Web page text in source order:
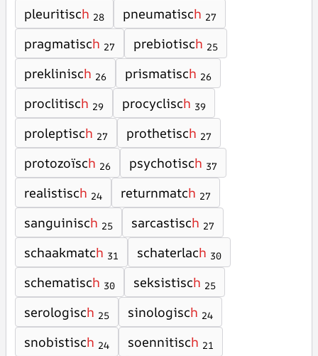
pleuritisch 28 pneumatisch 27
pragmatisch 27 prebiotisch 25
preklinisch 26 prismatisch 26
proclitisch 29 procyclisch 39
proleptisch 27 prothetisch 27
protozoïsch 26 psychotisch 37
realistisch 24 returnmatch 27
sanguinisch 25 sarcastisch 27
schaakmatch 31 schaterlach 30
schematisch 30 seksistisch 25
serologisch 25 sinologisch 24
snobistisch 24 soennitisch 21